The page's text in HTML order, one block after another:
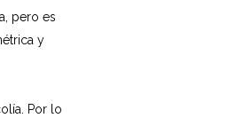
pero es
y
Por lo